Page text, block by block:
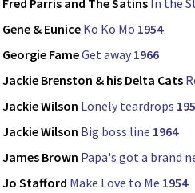
Fred Parris and The Satins In the
Gene & Eunice Ko Ko Mo 1954
Georgie FameGet away 1966
Jackie Brenston & his Delta Cats
Jackie Wilson Lonely teardrops
Jackie Wilson Big boss line 1964
James Brown Papa's got a brand
Jo Stafford Make Love to Me 1954